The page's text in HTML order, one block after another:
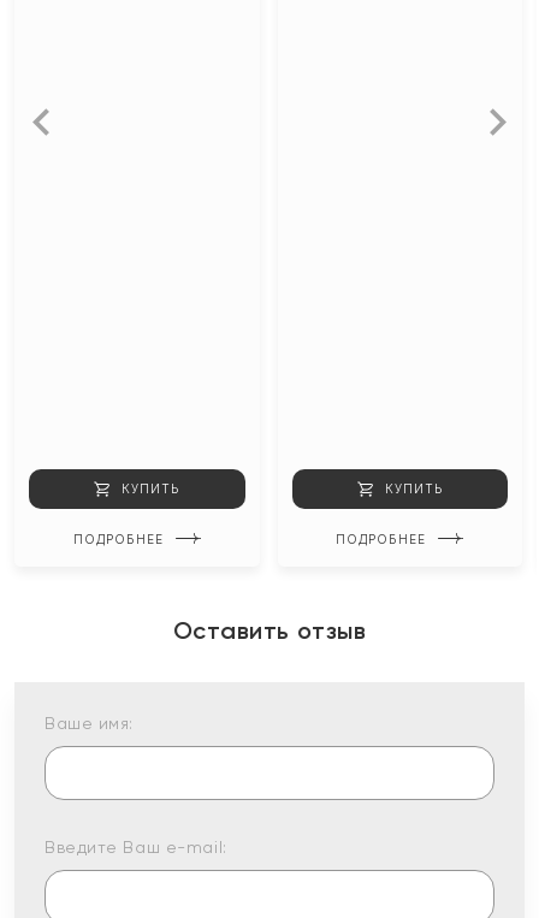
КУПИТЬ
ПОДРОБНЕЕ
КУПИТЬ
ПОДРОБНЕЕ
Оставить отзыв
Ваше имя:
Введите Ваш e-mail: